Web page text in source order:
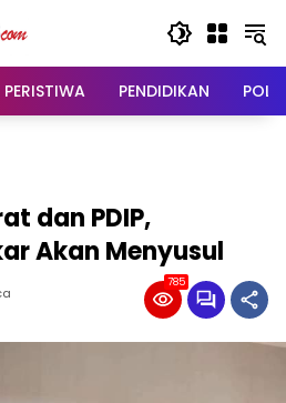
PERISTIWA PENDIDIKAN
dan PDIP,
Akan Menyusul
785